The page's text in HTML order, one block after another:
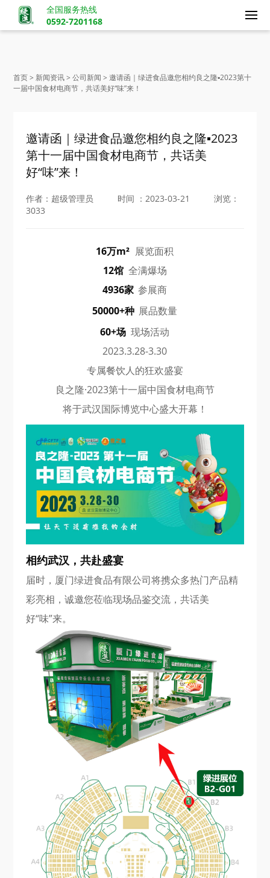
全国服务热线
0592-7201168
首页 > 新闻资讯 > 公司新闻 > 邀请函｜绿进食品邀您相约良之隆▪2023第十
一届中国食材电商节，共话美好“味”来！
邀请函｜绿进食品邀您相约良之隆▪2023
第十一届中国食材电商节，共话美
好“味”来！
作者：超级管理员 时间 ：2023-03-21
浏览：
3033
16万m² 展览面积
12馆 全满爆场
4936家 参展商
50000+种 展品数量
60+场 现场活动
2023.3.28-3.30
专属餐饮人的狂欢盛宴
良之隆·2023第十一届中国食材电商节
将于武汉国际博览中心盛大开幕！
相约武汉，共赴盛宴
届时，厦门绿进食品有限公司将携众多热门产品精
彩亮相，诚邀您莅临现场品鉴交流，共话美
好“味”来。